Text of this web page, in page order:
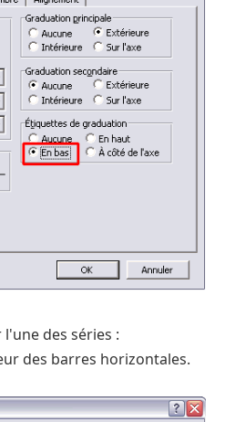
des séries :
des barres horizontales.